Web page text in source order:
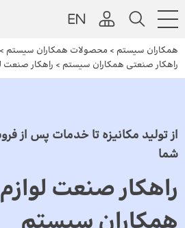
همکاران سیستم > محصولات همکاران سیستم >
راهکار صنعتی همکاران سیستم > راهکار صنعت
از تولید مکانیزه تا خدمات پس از
شما
راهکار صنعت